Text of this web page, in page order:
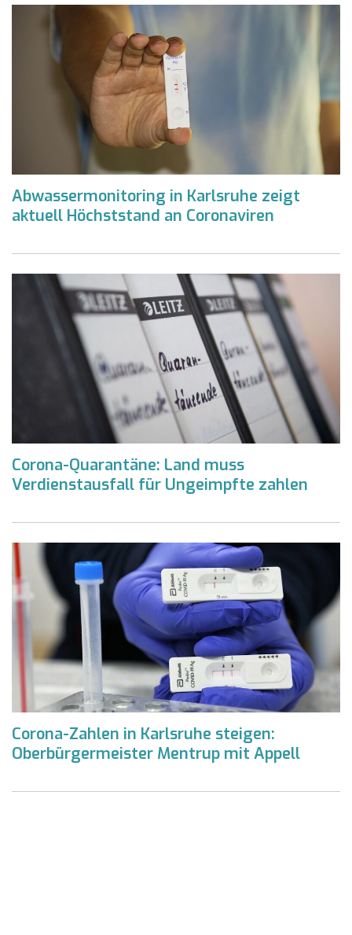
Abwassermonitoring in Karlsruhe zeigt
aktuell Höchststand an Coronaviren
Corona-Quarantäne: Land muss
Verdienstausfall für Ungeimpfte zahlen
Corona-Zahlen in Karlsruhe steigen:
Oberbürgermeister Mentrup mit Appell